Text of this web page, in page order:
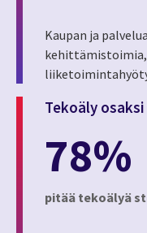
Kaupan ja
Tekoäly
78%
pitää tekoälyä